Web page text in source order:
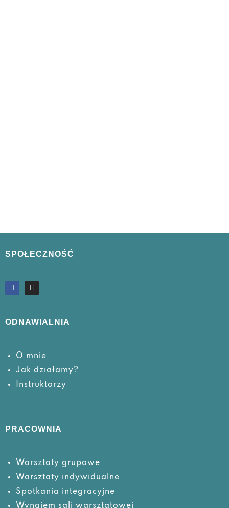
SPOŁECZNOŚĆ
ODNAWIALNIA
O mnie
Jak działamy?
Instruktorzy
PRACOWNIA
Warsztaty grupowe
Warsztaty indywidualne
Spotkania integracyjne
Wynajem sali warsztatowej